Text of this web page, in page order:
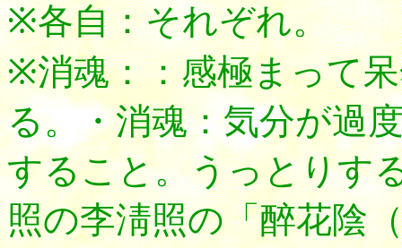
※各自：それぞれ。
※消魂：：感極まって
る。・消魂：気分が過
すること。うっとりす
照の李淸照の「醉花陰